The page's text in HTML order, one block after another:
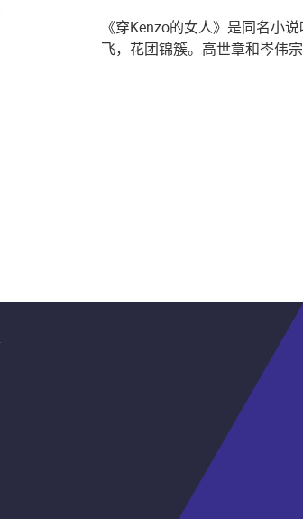
《穿Kenzo的女人》是同名小
飞，花团锦簇。高世章和岑伟